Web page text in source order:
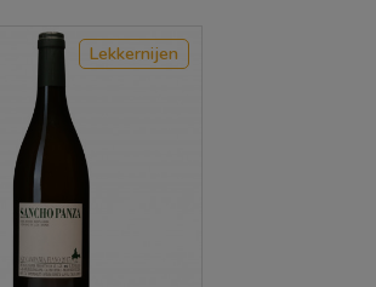
Lekkernijen